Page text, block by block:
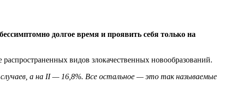
долгое время и проявить себя только на
видов злокачественных новообразований.
а на II — 16,8%. Все остальное — это так называемые